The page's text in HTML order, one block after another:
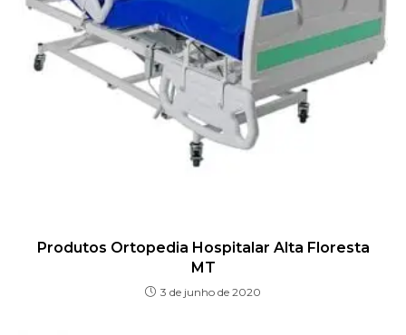
Produtos Ortopedia Hospitalar Alta Floresta
MT
3 de junho de 2020